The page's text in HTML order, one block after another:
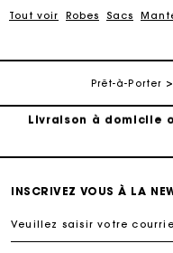
Tout voir Robes Sacs
Prêt-à-Porter
Suivi
Livraison à domicile
INSCRIVEZ VOUS À LA
Veuillez saisir votre